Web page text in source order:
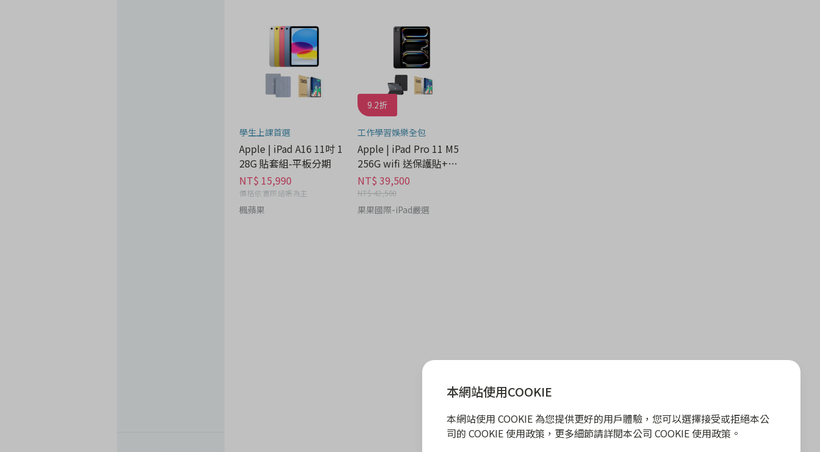
學生上課首選
Apple | iPad A16 11吋 1
28G 貼套組-平板分期
NT$ 15,990
價格依實際結帳為主
楓蘋果
9.2折
工作學習娛樂全包
Apple | iPad Pro 11 M5
256G wifi 送保護貼+保
護套-平板分期
NT$ 39,500
NT$ 42,500
果果國際-iPad嚴選
本網站使用COOKIE
本網站使用 COOKIE 為您提供更好的用戶體驗，您可以選擇接受或拒絕本公
司的 COOKIE 使用政策，更多細節請詳閱本公司 COOKIE 使用政策。